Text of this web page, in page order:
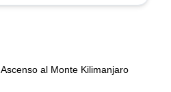
Ascenso al Monte Kilimanjaro